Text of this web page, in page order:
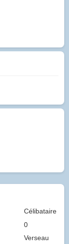
Célibataire
0
Verseau